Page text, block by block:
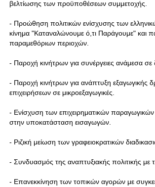
βελτίωσης των προϋποθέσεων συμμετοχής.
- Προώθηση πολιτικών ενίσχυσης των
κίνημα "Καταναλώνουμε ό,τι Παράγουμε" και
παραμεθόριων περιοχών.
- Παροχή κινήτρων για συνέργειες ανάμεσα σε
- Παροχή κινήτρων για ανάπτυξη εξαγωγικής
επιχειρήσεων σε μικροεξαγωγικές.
- Ενίσχυση των επιχειρηματικών
στην υποκατάσταση εισαγωγών.
- Ριζική μείωση των γραφειοκρατικών
- Συνδυασμός της αναπτυξιακής πολιτικής με
- Επανεκκίνηση των τοπικών αγορών με